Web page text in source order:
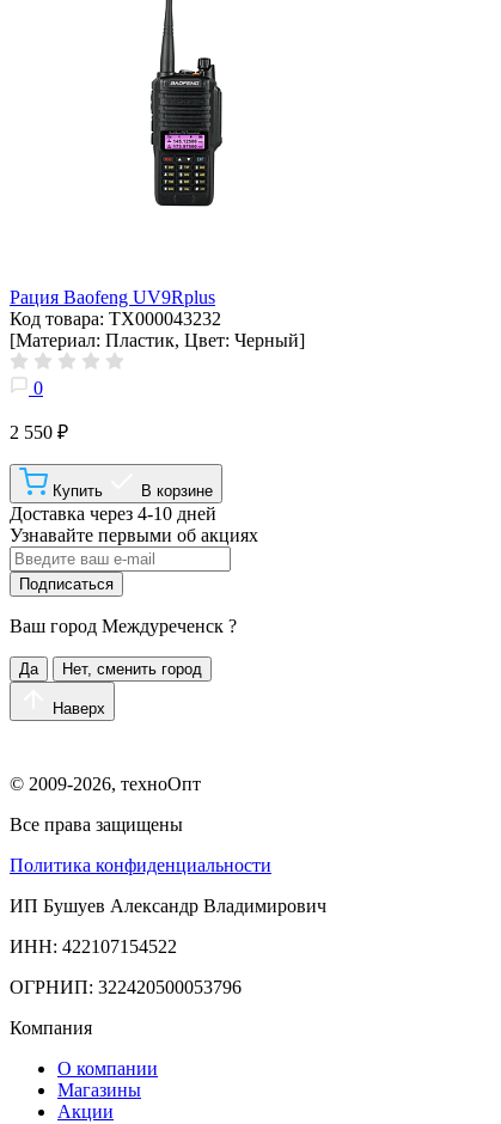
Рация Baofeng UV9Rplus
Код товара: ТХ000043232
[Материал: Пластик, Цвет: Черный]
0
2 550 ₽
Купить В корзине
Доставка через 4-10 дней
Узнавайте первыми об акциях
Подписаться
Ваш город Междуреченск ?
Да Нет, сменить город
Наверх
© 2009-2026, техноОпт
Все права защищены
Политика конфиденциальности
ИП Бушуев Александр Владимирович
ИНН: 422107154522
ОГРНИП: 322420500053796
Компания
О компании
Магазины
Акции